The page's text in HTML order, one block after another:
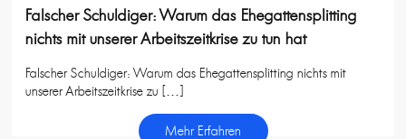
Falscher Schuldiger: Warum das Ehegattensplitting
nichts mit unserer Arbeitszeitkrise zu tun hat
Falscher Schuldiger: Warum das Ehegattensplitting nichts mit
unserer Arbeitszeitkrise zu […]
Mehr Erfahren